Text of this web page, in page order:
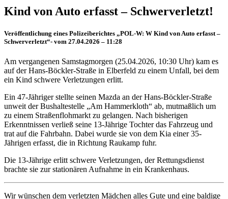
Kind von Auto erfasst – Schwerverletzt!
Veröffentlichung eines Polizeiberichtes „POL-W: W Kind von Auto erfasst –
Schwerverletzt“- vom 27.04.2026 – 11:28
Am vergangenen Samstagmorgen (25.04.2026, 10:30 Uhr) kam es
auf der Hans-Böckler-Straße in Elberfeld zu einem Unfall, bei dem
ein Kind schwere Verletzungen erlitt.
Ein 47-Jähriger stellte seinen Mazda an der Hans-Böckler-Straße
unweit der Bushaltestelle „Am Hammerkloth“ ab, mutmaßlich um
zu einem Straßenflohmarkt zu gelangen. Nach bisherigen
Erkenntnissen verließ seine 13-Jährige Tochter das Fahrzeug und
trat auf die Fahrbahn. Dabei wurde sie von dem Kia einer 35-
Jährigen erfasst, die in Richtung Raukamp fuhr.
Die 13-Jährige erlitt schwere Verletzungen, der Rettungsdienst
brachte sie zur stationären Aufnahme in ein Krankenhaus.
Wir wünschen dem verletzten Mädchen alles Gute und eine baldige